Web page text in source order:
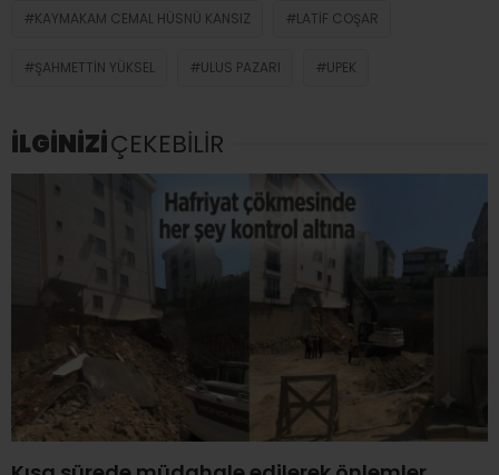
KAYMAKAM CEMAL HÜSNÜ KANSIZ LATIF COŞAR
ŞAHMETTIN YÜKSEL ULUS PAZARI UPEK
İLGİNİZİÇEKEBİLİR